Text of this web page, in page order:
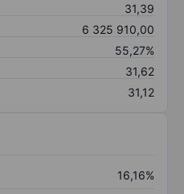
31,39
6 325 910,00
55,27%
31,62
31,12
16,16%